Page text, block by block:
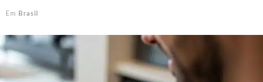
Em Brasil